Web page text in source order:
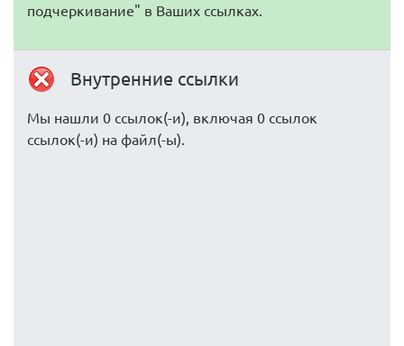
подчеркивание" в Ваших ссылках.
Внутренние ссылки
Мы нашли 0 ссылок(-и), включая 0 ссылок
ссылок(-и) на файл(-ы).